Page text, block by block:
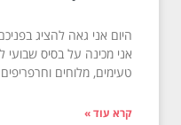
היום אני גאה להציג
אני מכינה על בסיס שבועי
טעימים, מלוחים וחרפריפים
קרא עוד »